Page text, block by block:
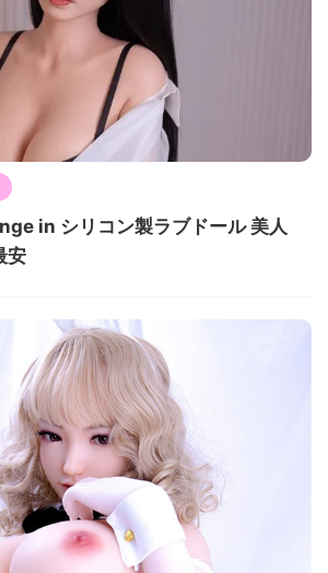
in シリコン製ラブドール 美人
安